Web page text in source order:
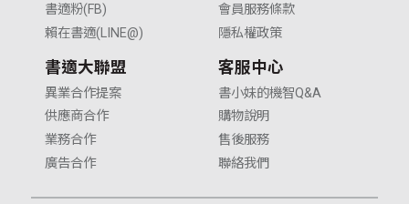
書適粉(FB)
賴在書適(LINE@)
會員服務條款
隱私權政策
書適大聯盟
異業合作提案
供應商合作
業務合作
廣告合作
客服中心
書小妹的機智Q&A
購物說明
售後服務
聯絡我們